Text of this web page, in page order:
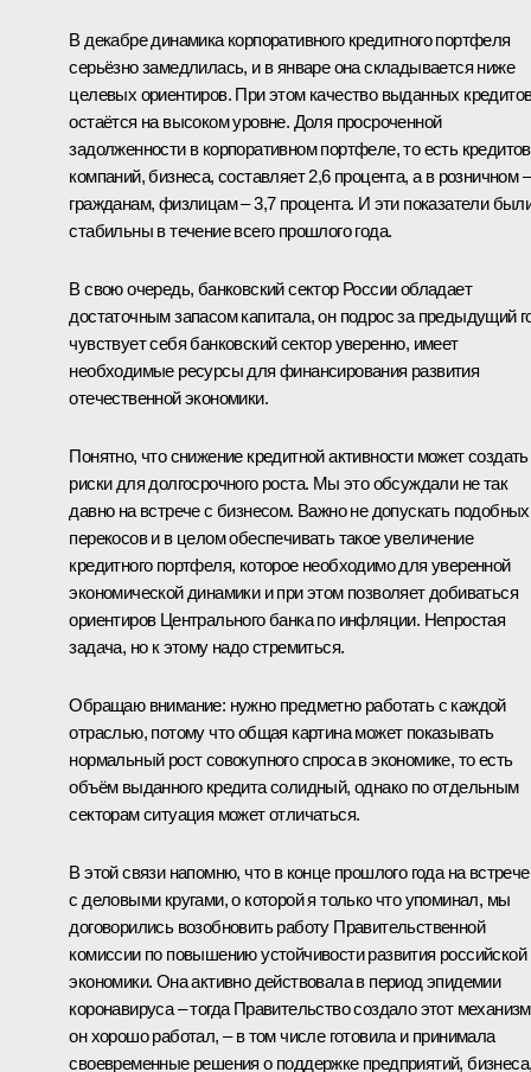
В декабре динамика корпоративного кредитного портфеля
серьёзно замедлилась, и в январе она складывается ниже
целевых ориентиров. При этом качество выданных
остаётся на высоком уровне. Доля просроченной
задолженности в корпоративном портфеле, то есть кредитов
компаний, бизнеса, составляет 2,6 процента, а в розничном –
гражданам, физлицам – 3,7 процента. И эти показатели
стабильны в течение всего прошлого года.
В свою очередь, банковский сектор России обладает
достаточным запасом капитала, он подрос за предыдущий
чувствует себя банковский сектор уверенно, имеет
необходимые ресурсы для финансирования развития
отечественной экономики.
Понятно, что снижение кредитной активности может создать
риски для долгосрочного роста. Мы это обсуждали не так
давно на встрече с бизнесом. Важно не допускать подобных
перекосов и в целом обеспечивать такое увеличение
кредитного портфеля, которое необходимо для уверенной
экономической динамики и при этом позволяет добиваться
ориентиров Центрального банка по инфляции. Непростая
задача, но к этому надо стремиться.
Обращаю внимание: нужно предметно работать с каждой
отраслью, потому что общая картина может показывать
нормальный рост совокупного спроса в экономике, то есть
объём выданного кредита солидный, однако по отдельным
секторам ситуация может отличаться.
В этой связи напомню, что в конце прошлого года на встрече
с деловыми кругами, о которой я только что упоминал, мы
договорились возобновить работу Правительственной
комиссии по повышению устойчивости развития российской
экономики. Она активно действовала в период эпидемии
коронавируса – тогда Правительство создало этот
он хорошо работал, – в том числе готовила и принимала
своевременные решения о поддержке предприятий,